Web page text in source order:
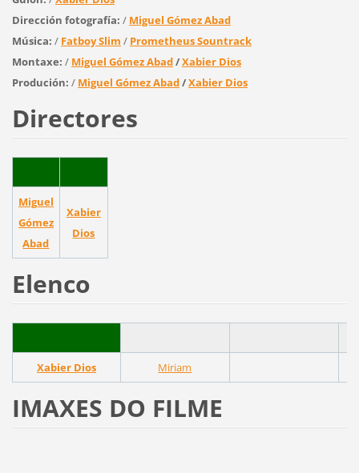
Dirección fotografía: / Miguel Gómez Abad
Música: / Fatboy Slim / Prometheus Sountrack
Montaxe: / Miguel Gómez Abad/Xabier Dios
Produción: / Miguel Gómez Abad/Xabier Dios
Directores
Miguel
Gómez
Abad
Xabier
Dios
Elenco
Xabier Dios Miriam
IMAXES DO FILME